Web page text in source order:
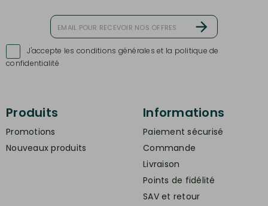
J'accepte les conditions générales et la politique de
confidentialité
Produits
Promotions
Nouveaux produits
Informations
Paiement sécurisé
Commande
Livraison
Points de fidélité
SAV et retour